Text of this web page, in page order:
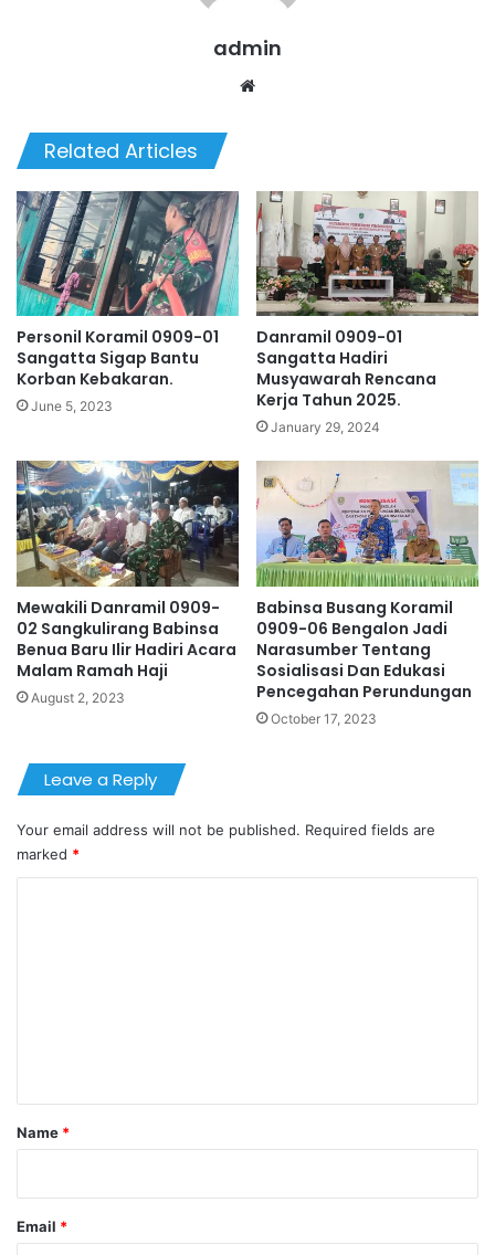
admin
Related Articles
Personil Koramil 0909-01
Sangatta Sigap Bantu
Korban Kebakaran.
June 5, 2023
Danramil 0909-01
Sangatta Hadiri
Musyawarah Rencana
Kerja Tahun 2025.
January 29, 2024
Mewakili Danramil 0909-
02 Sangkulirang Babinsa
Benua Baru Ilir Hadiri Acara
Malam Ramah Haji
August 2, 2023
Babinsa Busang Koramil
0909-06 Bengalon Jadi
Narasumber Tentang
Sosialisasi Dan Edukasi
Pencegahan Perundungan
October 17, 2023
Leave a Reply
Your email address will not be published. Required fields are
marked *
*
Name *
Email *